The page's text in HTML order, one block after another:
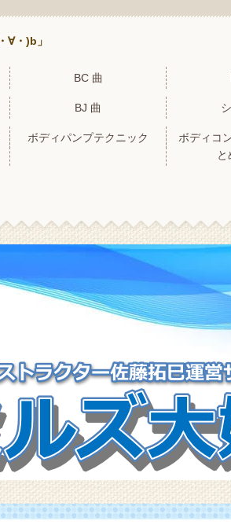
∀・)b」
BC 曲
BJ 曲
ボディパンプテクニック
ボディコ
と